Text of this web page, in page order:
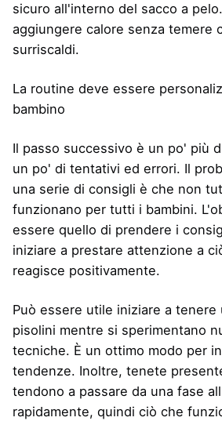
sicuro all'interno del sacco a
aggiungere calore senza temere
surriscaldi.
La routine deve essere
bambino
Il passo successivo è un po' più
un po' di tentativi ed errori. Il
una serie di consigli è che non
funzionano per tutti i bambini.
essere quello di prendere i
iniziare a prestare attenzione a
reagisce positivamente.
Può essere utile iniziare a tenere
pisolini mentre si sperimentano
tecniche. È un ottimo modo per
tendenze. Inoltre, tenete
tendono a passare da una fase
rapidamente, quindi ciò che